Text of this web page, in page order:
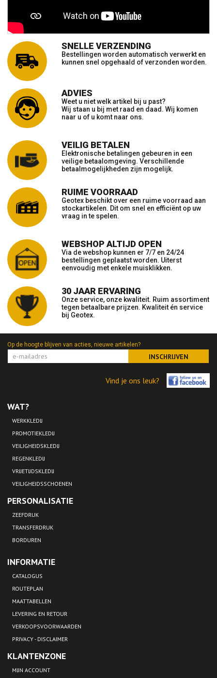
SNELLE VERZENDING
Bestellingen worden automatisch verwerkt en
kunnen snel opgehaald of verzonden worden.
ADVIES
Weet u niet welk artikel bij u past?
Wij staan u bij met raad en daad. Wij komen
naar u of u komt naar ons.
VEILIG BETALEN
Elektronische betalingen gebeuren in een
veilige betaalomgeving. Verschillende
betaalmogelijkheden zijn mogelijk.
RUIME VOORRAAD
Geotex beschikt over een ruime voorraad aan
stockartikelen. Dit om snel en efficiënt op uw
vraag in te spelen.
WEBSHOP ALTIJD OPEN
Via de webshop kunnen er 7/7 en 24/24
bestellingen geplaatst worden. Uiterst
eenvoudig met enkele muisklikken.
30 JAAR ERVARING
Onze service, onze kwaliteit. Ruim assortiment
tegen betaalbare prijzen. Kwaliteit én service
bij Geotex.
Op de hoogte blijven van acties, nieuwe artikelen?
INSCHRIJVEN
Vind je ons leuk?
WAT?
WERKKLEDIJ
PROMOTIEKLEDIJ
VEILIGHEIDSKLEDIJ
REGENKLEDIJ
VRIJETIJDSKLEDIJ
VEILIGHEIDSSCHOENEN
PERSONALISATIE
ZEEFDRUK
TRANSFERDRUK
BORDUREN
INFORMATIE
CATALOGUS
ROUTEPLAN
MAATTABELLEN
LEVERING EN RETOUR
VERKOOPSVOORWAARDEN
PRIVACY - DISCLAIMER
KLANTENZONE
MIJN ACCOUNT